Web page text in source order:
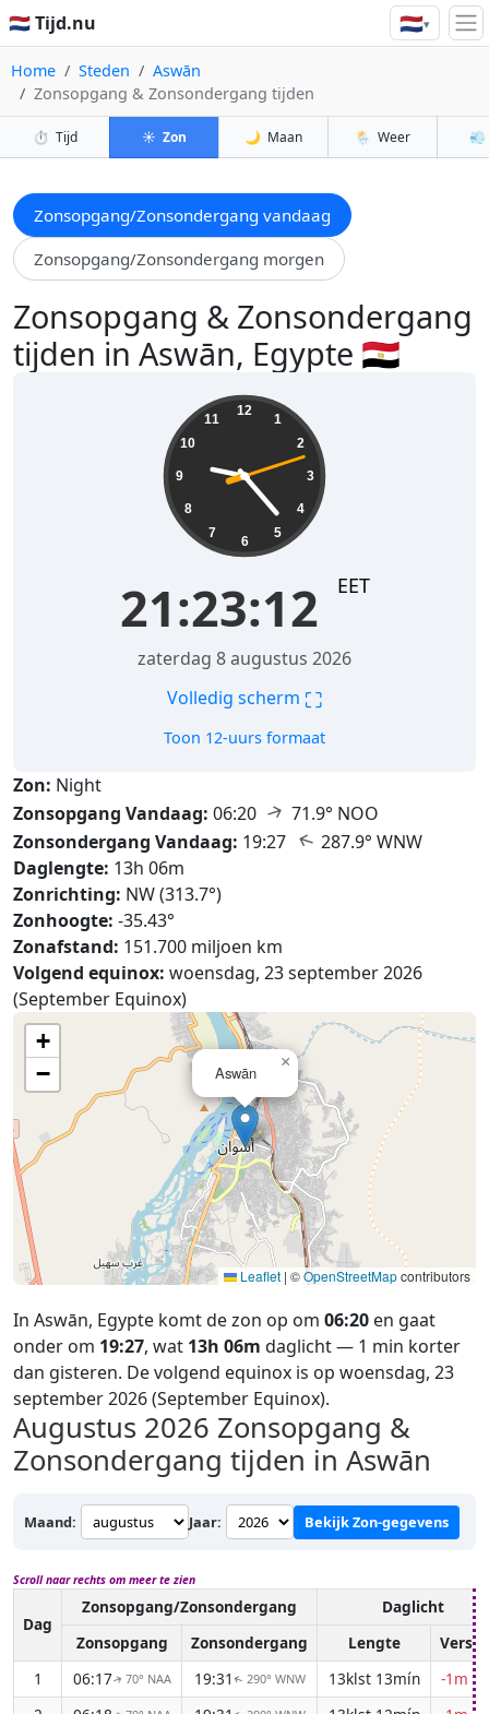
🇳🇱 Tijd.nu 🇳🇱▾
Home Steden
Aswān
Zonsopgang & Zonsondergang tijden
⏱️ Tijd ☀️ Zon 🌙 Maan 🌦️ Weer 💨
Zonsopgang/Zonsondergang vandaag
Zonsopgang/Zonsondergang morgen
Zonsopgang & Zonsondergang
tijden in Aswān, Egypte 🇪🇬
12
1
2
3
4
5
6
7
8
9
10
11
21:23:13 EET
zaterdag 8 augustus 2026
Volledig scherm ⛶
Toon 12-uurs formaat
Zon: Night
Zonsopgang Vandaag: 06:20 ↑ 71.9° NOO
Zonsondergang Vandaag: 19:27 ↑ 287.9° WNW
Daglengte: 13h 06m
Zonrichting: NW (313.7°)
Zonhoogte: -35.43°
Zonafstand: 151.700 miljoen km
Volgend equinox: woensdag, 23 september 2026
(September Equinox)
Aswān
×
+
−
Leaflet | ©OpenStreetMapcontributors
In Aswān, Egypte komt de zon op om 06:20 en gaat
onder om 19:27, wat 13h 06m daglicht — 1 min korter
dan gisteren. De volgend equinox is op woensdag, 23
september 2026 (September Equinox).
Augustus 2026 Zonsopgang &
Zonsondergang tijden in Aswān
Maand: Jaar: Bekijk Zon-gegevens
Scroll naar rechts om meer te zien
Dag
Zonsopgang/Zonsondergang
Daglicht
Zonsopgang
Zonsondergang Lengte
1
06:17↑ 70° NAA 19:31 ↑ 290° WNW 13klst 13mín
-1m